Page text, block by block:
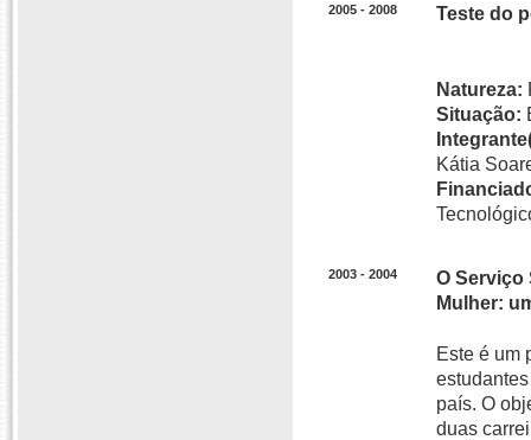
2005 - 2008 Teste do
Natureza:
Situação:
Kátia
2003 - 2004
O Serviço
Mulher:
Este é um
país. O
duas